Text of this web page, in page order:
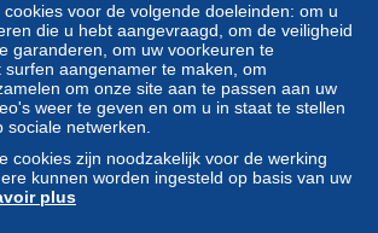
voor de volgende doeleinden: om u
die u hebt aangevraagd, om de veiligheid
garanderen, om uw voorkeuren te
aangenamer te maken, om
om onze site aan te passen aan uw
weer te geven en om u in staat te stellen
netwerken.
cookies zijn noodzakelijk voor de werking
kunnen worden ingesteld op basis van uw
plus